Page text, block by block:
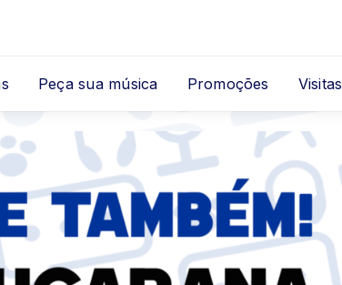
Peça sua música Promoções Visitas